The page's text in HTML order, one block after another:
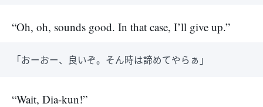
“Oh, oh, sounds good. In that case, I’ll give up.”
「おーおー、良いぞ。そん時は諦めてやらぁ」
“Wait, Dia-kun!”